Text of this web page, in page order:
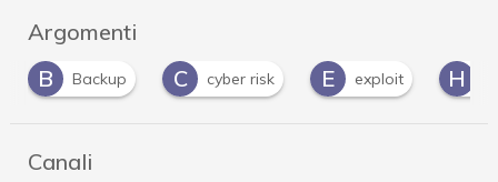
Argomenti
C
cyber risk E exploit H Hacker M
Canali